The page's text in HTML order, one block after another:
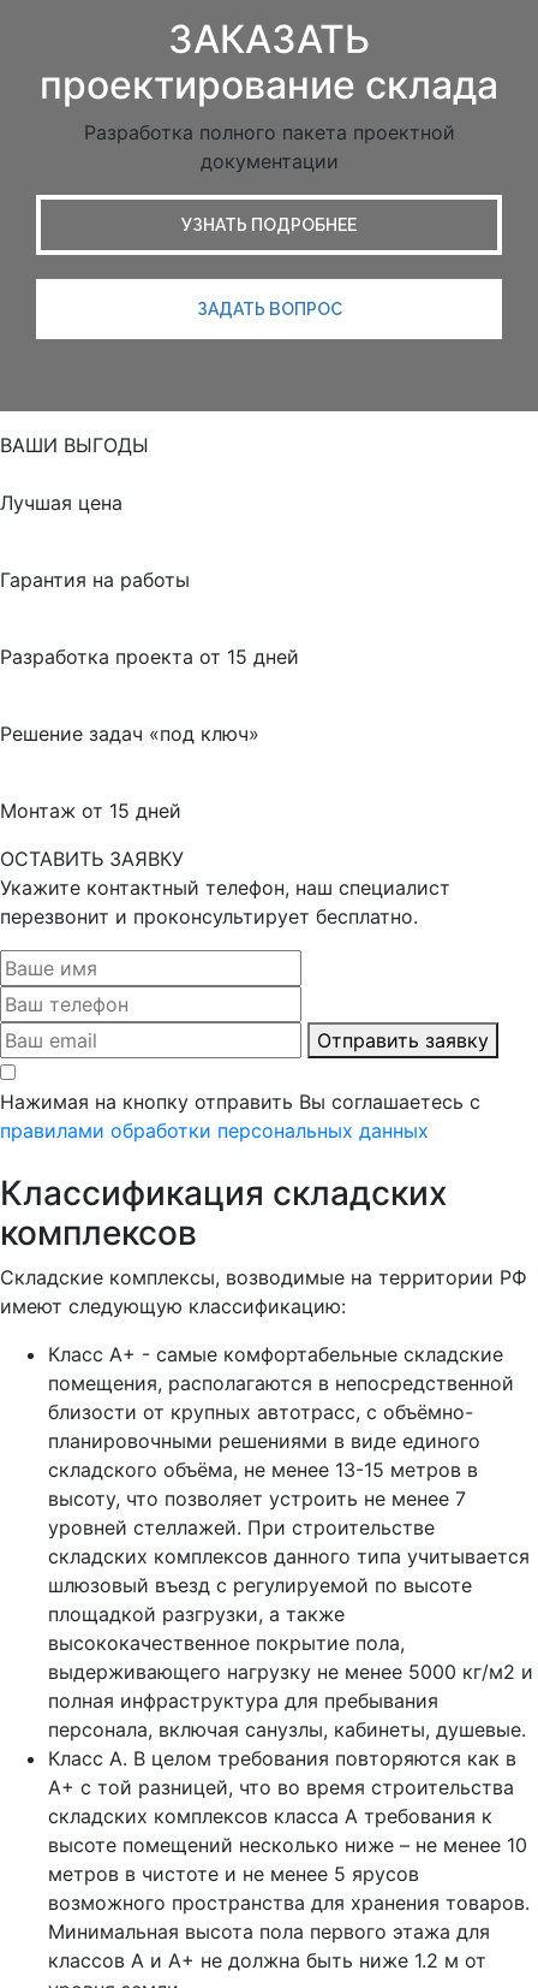
ЗАКАЗАТЬ
проектирование склада
Разработка полного пакета проектной
документации
УЗНАТЬ ПОДРОБНЕЕ
ЗАДАТЬ ВОПРОС
ВАШИ ВЫГОДЫ
Лучшая цена
Гарантия на работы
Разработка проекта от 15 дней
Решение задач «под ключ»
Монтаж от 15 дней
ОСТАВИТЬ ЗАЯВКУ
Укажите контактный телефон, наш специалист
перезвонит и проконсультирует бесплатно.
Отправить заявку
Нажимая на кнопку отправить Вы соглашаетесь с
правилами обработки персональных данных
Классификация складских
комплексов
Складские комплексы, возводимые на территории РФ
имеют следующую классификацию:
Класс А+ - самые комфортабельные складские
помещения, располагаются в непосредственной
близости от крупных автотрасс, с объёмно-
планировочными решениями в виде единого
складского объёма, не менее 13-15 метров в
высоту, что позволяет устроить не менее 7
уровней стеллажей. При строительстве
складских комплексов данного типа учитывается
шлюзовый въезд с регулируемой по высоте
площадкой разгрузки, а также
высококачественное покрытие пола,
выдерживающего нагрузку не менее 5000 кг/м2 и
полная инфраструктура для пребывания
персонала, включая санузлы, кабинеты, душевые.
Класс А. В целом требования повторяются как в
А+ с той разницей, что во время строительства
складских комплексов класса А требования к
высоте помещений несколько ниже – не менее 10
метров в чистоте и не менее 5 ярусов
возможного пространства для хранения товаров.
Минимальная высота пола первого этажа для
классов А и А+ не должна быть ниже 1.2 м от